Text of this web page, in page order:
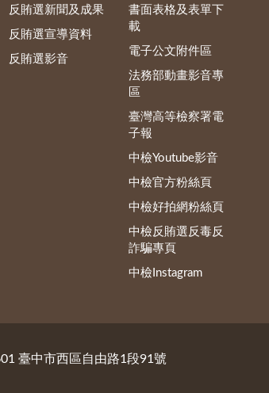
反賄選新聞及成果
反賄選宣導資料
反賄選影音
書面表格及表單下
載
電子公文附件區
法務部動畫影音專
區
臺灣高等檢察署電
子報
中檢Youtube影音
中檢官方粉絲頁
中檢好拍網粉絲頁
中檢反賄選反毒反
詐騙專頁
中檢Instagram
臺中市西區自由路1段91號